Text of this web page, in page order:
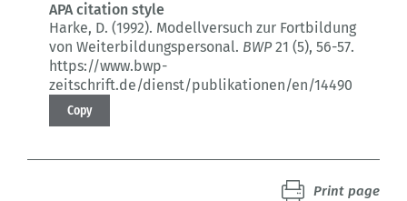
APA citation style
Harke, D. (1992). Modellversuch zur Fortbildung
von Weiterbildungspersonal. BWP21 (5), 56-57.
https://www.bwp-
zeitschrift.de/dienst/publikationen/en/14490
Copy
Print page